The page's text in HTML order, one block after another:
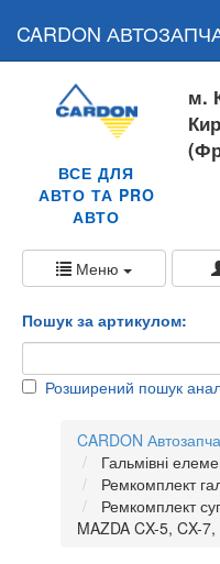
CARDON
ВСЕ ДЛЯ
АВТО ТА PRO
АВТО
м.
Меню
Пошук за артикулом:
Розширений пошук
CARDON
Гальмівні
Ремкомплект
Ремкомплект
MAZDA CX-5, CX-